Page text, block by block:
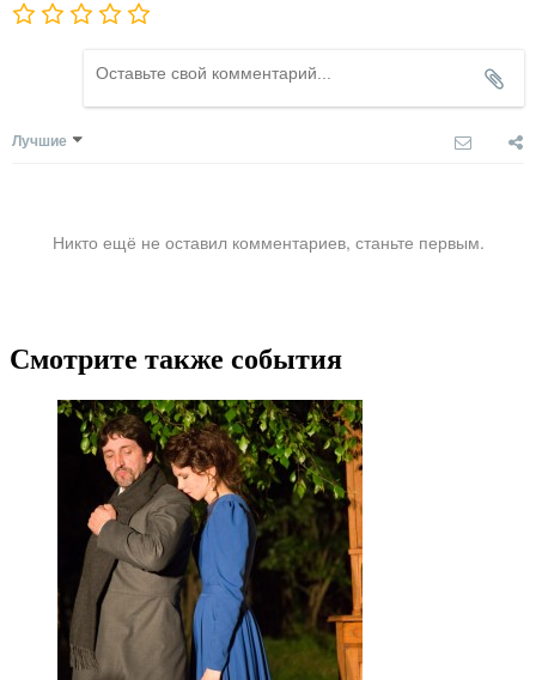
Лучшие
Никто ещё не оставил комментариев, станьте первым.
Смотрите также события